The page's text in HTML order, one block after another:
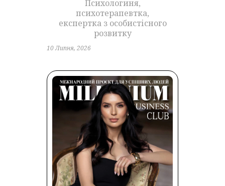
Психологиня,
психотерапевтка,
експертка з особистісного
розвитку
10 Липня, 2026